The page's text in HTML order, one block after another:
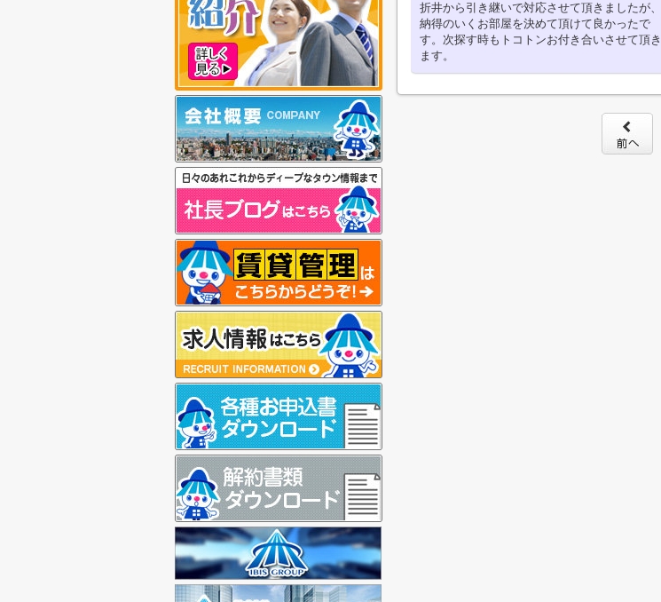
折井から引き継いで対応させて頂きましたが、
納得のいくお部屋を決めて頂けて良かったで
す。次探す時もトコトンお付き合いさせて頂き
ます。